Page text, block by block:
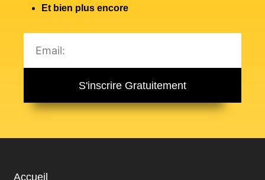
Et bien plus encore
S'inscrire Gratuitement
Accueil